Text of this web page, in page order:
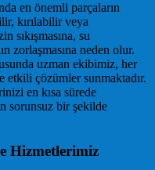
en önemli parçaların
kırılabilir veya
sıkışmasına, su
zorlaşmasına neden olur.
uzman ekibimiz, her
etkili çözümler sunmaktadır.
en kısa sürede
sorunsuz bir şekilde
Hizmetlerimiz